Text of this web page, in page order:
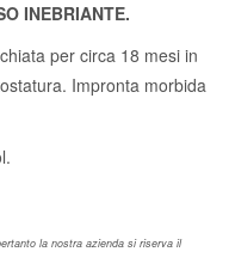
INEBRIANTE.
per circa 18 mesi in
Impronta morbida
la nostra azienda si riserva il